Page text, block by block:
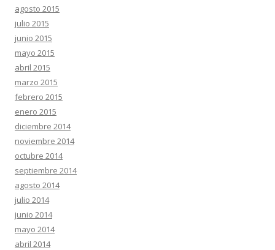
agosto 2015
julio 2015
junio 2015
mayo 2015
abril 2015
marzo 2015
febrero 2015
enero 2015
diciembre 2014
noviembre 2014
octubre 2014
septiembre 2014
agosto 2014
julio 2014
junio 2014
mayo 2014
abril 2014